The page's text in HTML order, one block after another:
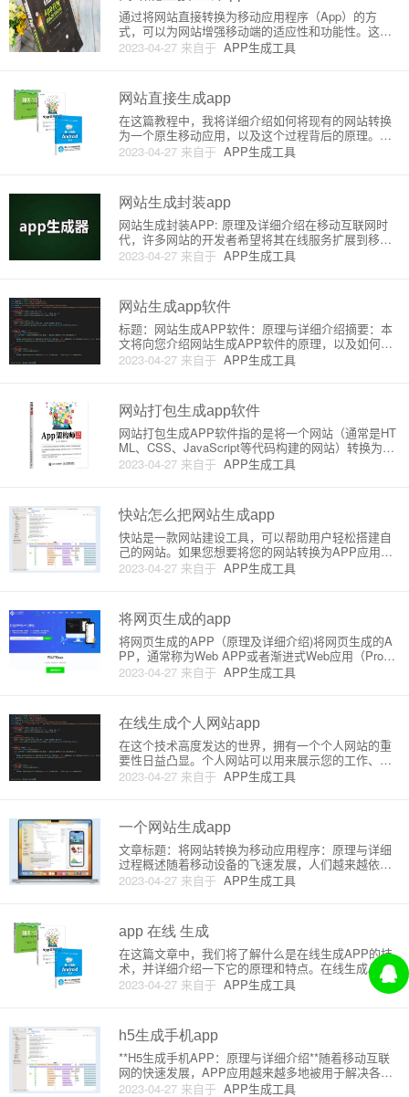
2023-04-27 来自于 APP生成工具
通过将网站直接转换为移动应用程序（App）的方
式，可以为网站增强移动端的适应性和功能性。这种
方式通常称为Web App或Progressive Web App（PW
A）。在本文中，我们将详细介绍Web App的概念、
网站直接生成app
2023-04-27 来自于 APP生成工具
在这篇教程中，我将详细介绍如何将现有的网站转换
为一个原生移动应用，以及这个过程背后的原理。这
篇文章适合那些想要将网站扩展到移动平台的初学者
以及企业。首先，我们来了解一下为什么要将网站转
用量已经超过了桌面网站。因
网站生成封装app
2023-04-27 来自于 APP生成工具
网站生成封装APP: 原理及详细介绍在移动互联网时
代，许多网站的开发者希望将其在线服务扩展到移动
设备上。Web技术的崛起为网站开发者提供了设计和
开发移动应用程序的便捷途径。网站生成封装APP就
上运行的应用程序(
网站生成app软件
2023-04-27 来自于 APP生成工具
标题：网站生成APP软件：原理与详细介绍摘要：本
文将向您介绍网站生成APP软件的原理，以及如何通
过这些软件将您的网站转换为移动APP。本文将帮助
初学者了解这一流行趋势的基本知识和使用方法。
发展，越来越多的企业
网站打包生成app软件
2023-04-27 来自于 APP生成工具
网站打包生成APP软件指的是将一个网站（通常是HT
ML、CSS、JavaScript等代码构建的网站）转换为一
个可在移动设备上安装并运行的应用。这种应用也被
称为混合应用（Hybrid App）或 Webview App。一、
快站怎么把网站生成app
2023-04-27 来自于 APP生成工具
快站是一款网站建设工具，可以帮助用户轻松搭建自
己的网站。如果您想要将您的网站转换为APP应用，
那么您需要了解关于Web应用、原生应用和混合应用
的相关知识。根据不同的需求和预期效果，您可以采
应用（网页APP）这
将网页生成的app
2023-04-27 来自于 APP生成工具
将网页生成的APP（原理及详细介绍)将网页生成的A
PP，通常称为Web APP或者渐进式Web应用（Progre
ssive Web App，简称PWA），具有原生APP的用户
体验及功能，但却不需要通过应用商店安装。它基于
在线生成个人网站app
2023-04-27 来自于 APP生成工具
在这个技术高度发达的世界，拥有一个个人网站的重
要性日益凸显。个人网站可以用来展示您的工作、创
意、技能和经验。为了实现这一目标，通过将您的个
人网站转换成一个易于访问和使用的app，可以让您的
示如何在不使用任何编程
一个网站生成app
2023-04-27 来自于 APP生成工具
文章标题：将网站转换为移动应用程序：原理与详细
过程概述随着移动设备的飞速发展，人们越来越依赖
手机和平板电脑。这让许多企业和网站所有者考虑将
他们的网站转换成移动应用程序（App）形式，以便
网站生成移动应用程序的原
app 在线 生成
2023-04-27 来自于 APP生成工具
在这篇文章中，我们将了解什么是在线生成APP的技
术，并详细介绍一下它的原理和特点。在线生成APP
技术允许用户通过使用在线平台，无需编程知识，轻
松地创建各种移动应用程序。接下来，我们将逐步解
APP：概述在线
h5生成手机app
2023-04-27 来自于 APP生成工具
**H5生成手机APP：原理与详细介绍**随着移动互联
网的快速发展，APP应用越来越多地被用于解决各种
实际问题。从工具应用到娱乐，逐渐渗透到人们的日